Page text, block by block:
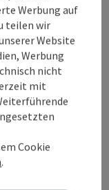
Werbung auf
teilen wir
Website
Werbung
nicht
mit
Cookie
.